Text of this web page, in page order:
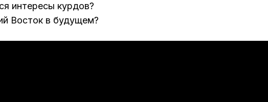
интересы курдов?
Восток в будущем?